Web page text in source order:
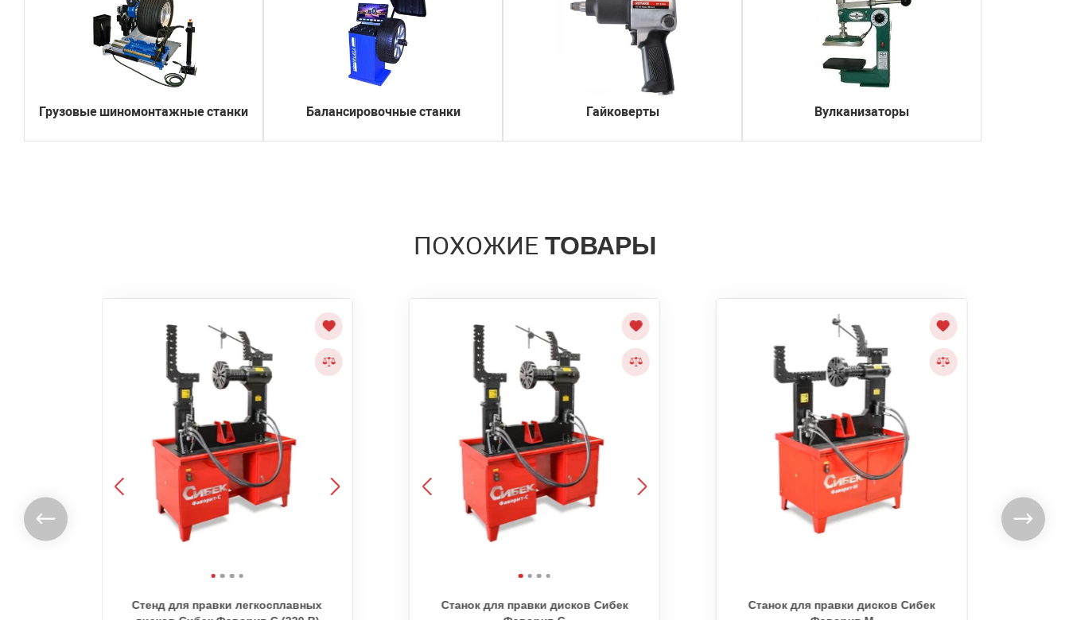
Грузовые шиномонтажные станки Балансировочные станки Гайковерты Вулканизаторы
ПОХОЖИЕ ТОВАРЫ
Стенд для правки легкосплавных
Станок для правки дисков Сибек
Станок для правки дисков Сибек